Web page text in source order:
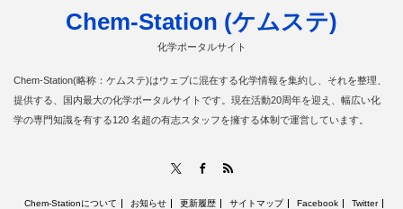
Chem-Station (ケムステ)
化学ポータルサイト
Chem-Station(略称：ケムステ)はウェブに混在する化学情報を集約し、それを整理、
提供する、国内最大の化学ポータルサイトです。現在活動20周年を迎え、幅広い化
学の専門知識を有する120 名超の有志スタッフを擁する体制で運営しています。
Facebook
Chem-Stationについて お知らせ 更新履歴 サイトマップ Facebook Twitter